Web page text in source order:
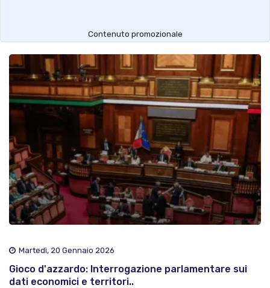
Contenuto promozionale
Martedì, 20 Gennaio 2026
Gioco d'azzardo: Interrogazione parlamentare sui
dati economici e territori..